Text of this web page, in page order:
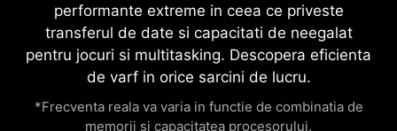
performante extreme in ceea ce priveste
transferul de date si capacitati de neegalat
pentru jocuri si multitasking. Descopera eficienta
de varf in orice sarcini de lucru.
*Frecventa reala va varia in functie de combinatia de
memorii si capacitatea procesorului.